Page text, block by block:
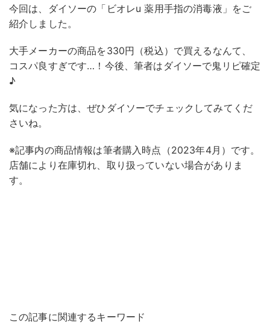
今回は、ダイソーの「ビオレu 薬用手指の消毒液」をご
紹介しました。
大手メーカーの商品を330円（税込）で買えるなんて、
コスパ良すぎです…！今後、筆者はダイソーで鬼リピ確定
♪
気になった方は、ぜひダイソーでチェックしてみてくだ
さいね。
※記事内の商品情報は筆者購入時点（2023年4月）です。
店舗により在庫切れ、取り扱っていない場合がありま
す。
この記事に関連するキーワード